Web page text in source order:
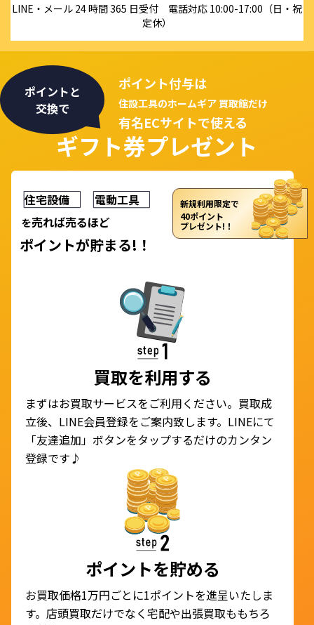
LINE・メール 24 時間 365 日受付 電話対応 10:00-17:00（日・祝
定休）
ポイントと
交換で
ポイント付与は
住設工具のホームギア 買取館だけ
有名ECサイトで使える
ギフト券プレゼント
住宅設備 電動工具
を売れば売るほど
ポイントが貯まる!！
買取を利用する
まずはお買取サービスをご利用ください。買取成
立後、LINE会員登録をご案内致します。LINEにて
「友達追加」ボタンをタップするだけのカンタン
登録です♪
ポイントを貯める
お買取価格1万円ごとに1ポイントを進呈いたしま
す。店頭買取だけでなく宅配や出張買取ももちろ
新規利用限定で
40ポイント
プレゼント!！